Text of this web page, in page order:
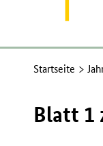
Startseite
Blatt 1